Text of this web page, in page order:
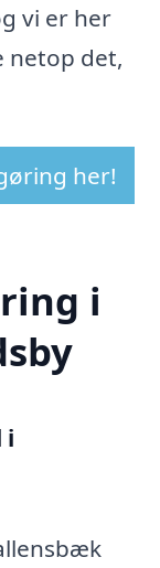
vi er her
netop det,
her!
i
i